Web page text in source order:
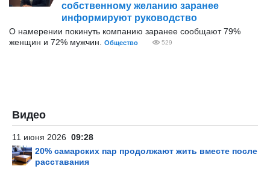
собственному желанию заранее
информируют руководство
О намерении покинуть компанию заранее сообщают 79%
женщин и 72% мужчин.
Общество 529
Видео
11 июня 2026 09:28
20% самарских пар продолжают жить вместе после
расставания